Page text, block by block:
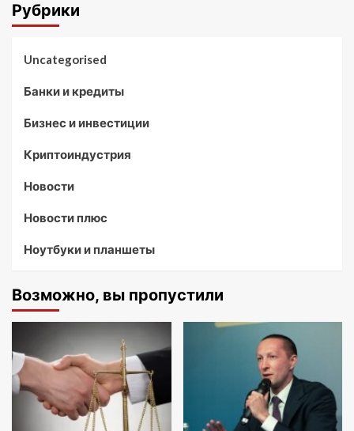
Рубрики
Uncategorised
Банки и кредиты
Бизнес и инвестиции
Криптоиндустрия
Новости
Новости плюс
Ноутбуки и планшеты
Возможно, вы пропустили